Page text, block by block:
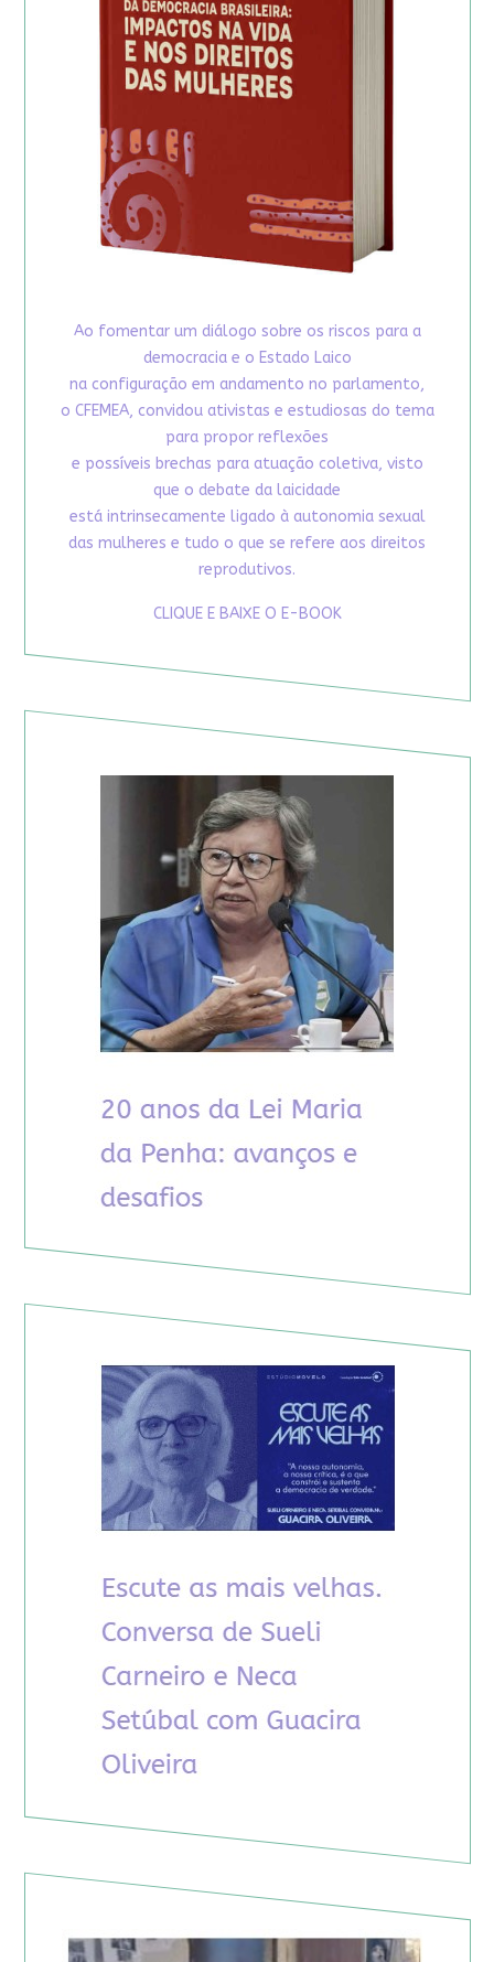
Ao fomentar um diálogo sobre os riscos para a
democracia e o Estado Laico
na configuração em andamento no parlamento,
o CFEMEA, convidou ativistas e estudiosas do tema
para propor reflexões
e possíveis brechas para atuação coletiva, visto
que o debate da laicidade
está intrinsecamente ligado à autonomia sexual
das mulheres e tudo o que se refere aos direitos
reprodutivos.
CLIQUE E BAIXE O E-BOOK